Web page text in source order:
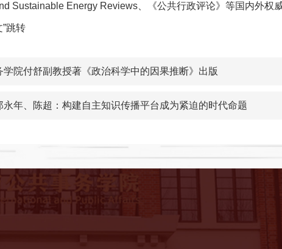
Sustainable Energy Reviews、《公共行政评论》等国内外权
”跳转
学院付舒副教授著《政治科学中的因果推断》出版
永年、陈超：构建自主知识传播平台成为紧迫的时代命题